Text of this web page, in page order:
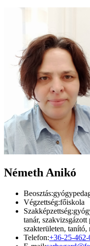
Németh Anikó
Beosztás:
Végzettség:főiskola
Szakképzettség:
tanár,
szakterületen, tanító,
Telefon:+36-25-462-